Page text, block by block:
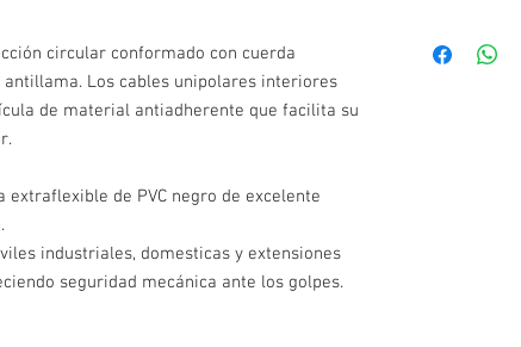
circular conformado con cuerda
antillama. Los cables unipolares interiores
de material antiadherente que facilita su
extraflexible de PVC negro de excelente
industriales, domesticas y extensiones
seguridad mecánica ante los golpes.